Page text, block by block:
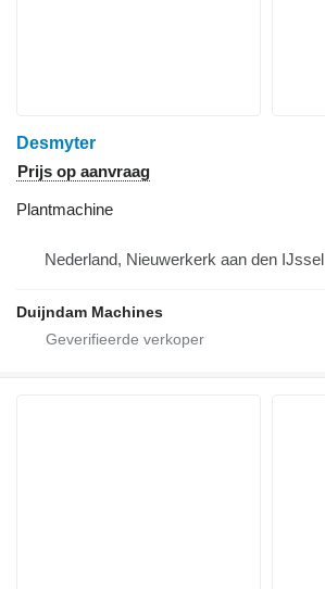
Desmyter
Prijs op aanvraag
Plantmachine
Nederland, Nieuwerkerk aan den IJssel
Duijndam Machines